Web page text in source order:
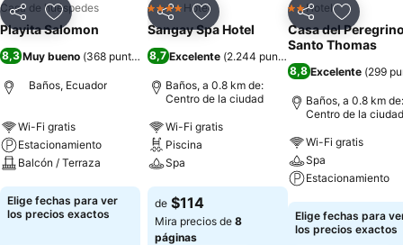
CompartirAgregar a favoritos
Casa de huéspedes
Playita Salomon
8,3 Muy bueno (368 puntuaciones)
Baños, Ecuador
Wi-Fi gratis
Estacionamiento
Balcón / Terraza
Ver precios
Elige fechas para ver
los precios exactos
CompartirAgregar a favoritos
4 EstrellasHotel
Sangay Spa Hotel
8,7 Excelente (2.244 puntuaciones
Baños, a 0.8 km de:
Centro de la ciudad
Wi-Fi gratis
Piscina
Spa
Ver precios
de $114
Mira precios de 8
páginas
CompartirAgregar
2 Estrellas
Hotel
Casa del
Santo Thomas
8,8 Excelente (299
Baños, a 0.8 km de:
Centro de la ciudad
Wi-Fi gratis
Spa
Estacionamiento
Ver precios
Elige fechas para
los precios exactos